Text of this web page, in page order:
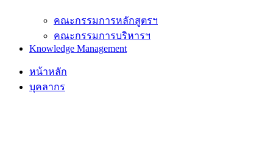
คณะกรรมการหลักสูตรฯ
คณะกรรมการบริหารฯ
Knowledge Management
หน้าหลัก
บุคลากร